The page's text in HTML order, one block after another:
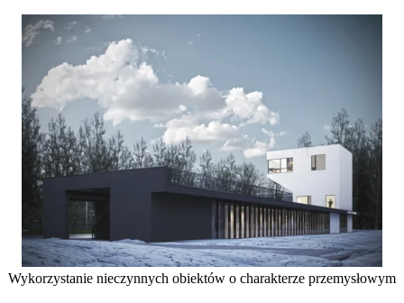
Wykorzystanie nieczynnych obiektów o charakterze przemysłowym